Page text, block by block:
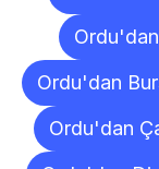
Ordu'dan
Ordu'dan